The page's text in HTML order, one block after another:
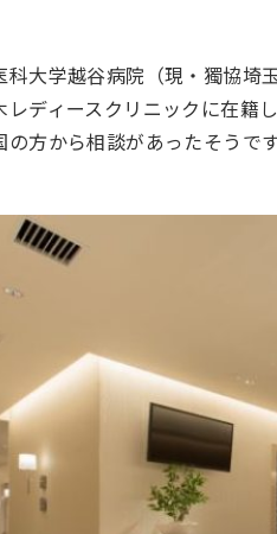
科大学越谷病院（現・獨協埼
レディースクリニックに在籍
方から相談があったそうです